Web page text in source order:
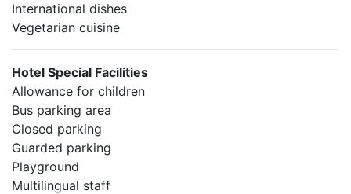
International dishes
Vegetarian cuisine
Hotel Special Facilities
Allowance for children
Bus parking area
Closed parking
Guarded parking
Playground
Multilingual staff